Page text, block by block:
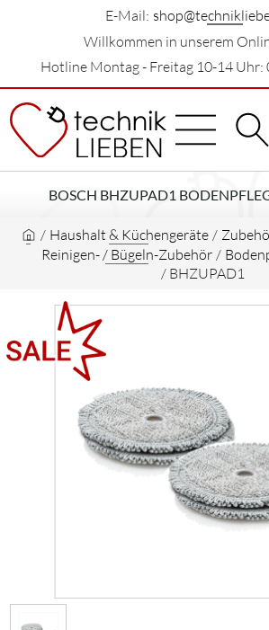
E-Mail:
Willkommen in unserem
Hotline Montag - Freitag 10-14
BOSCH BHZUPAD1
/ Haushalt & Küchengeräte /
Reinigen- / Bügeln-Zubehör /
/ BHZUPAD1